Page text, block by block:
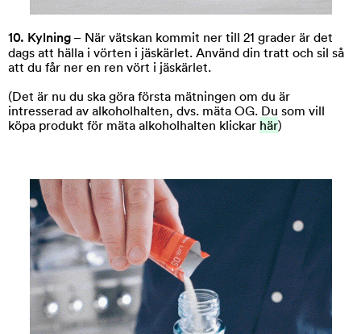
10. Kylning – När vätskan kommit ner till 21 grader är det
dags att hälla i vörten i jäskärlet. Använd din tratt och sil så
att du får ner en ren vört i jäskärlet.
(Det är nu du ska göra första mätningen om du är
intresserad av alkoholhalten, dvs. mäta OG. Du som vill
köpa produkt för mäta alkoholhalten klickar här)